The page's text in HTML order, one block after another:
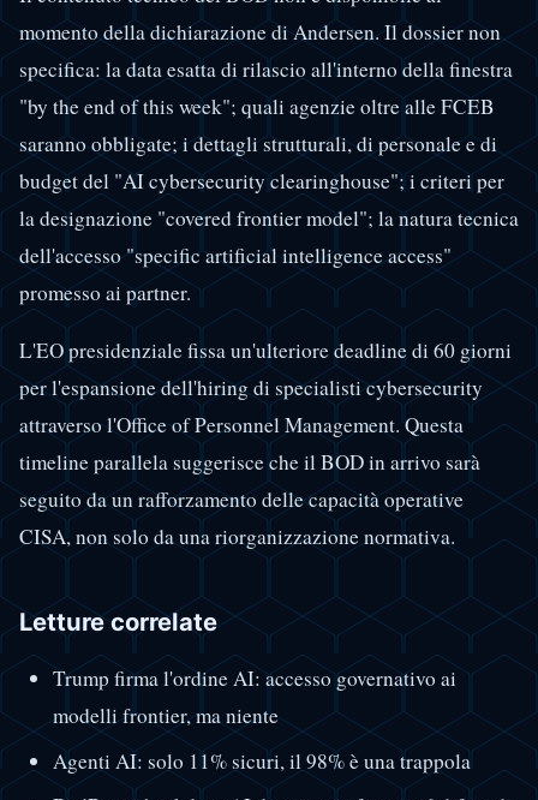
momento della dichiarazione di Andersen. Il dossier non
specifica: la data esatta di rilascio all'interno della finestra
"by the end of this week"; quali agenzie oltre alle FCEB
saranno obbligate; i dettagli strutturali, di personale e di
budget del "AI cybersecurity clearinghouse"; i criteri per
la designazione "covered frontier model"; la natura tecnica
dell'accesso "specific artificial intelligence access"
promesso ai partner.
L'EO presidenziale fissa un'ulteriore deadline di 60 giorni
per l'espansione dell'hiring di specialisti cybersecurity
attraverso l'Office of Personnel Management. Questa
timeline parallela suggerisce che il BOD in arrivo sarà
seguito da un rafforzamento delle capacità operative
CISA, non solo da una riorganizzazione normativa.
Letture correlate
Trump firma l'ordine AI: accesso governativo ai
modelli frontier, ma niente
Agenti AI: solo 11% sicuri, il 98% è una trappola